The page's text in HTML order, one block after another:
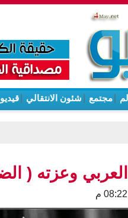
مجتمع شئون الانتقالي
وعزته (